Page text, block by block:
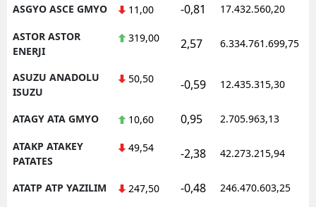
ASGYO ASCE GMYO 11,00 -0,81 17.432.560,20
ASTOR ASTOR
ENERJI
319,00 2,57 6.334.761.699,75
ASUZU ANADOLU
ISUZU
50,50 -0,59 12.435.315,30
ATAGY ATA GMYO 10,60 0,95 2.705.963,13
ATAKP ATAKEY
PATATES
49,54 -2,38 42.273.215,94
ATATP ATP YAZILIM 247,50 -0,48 246.470.603,25